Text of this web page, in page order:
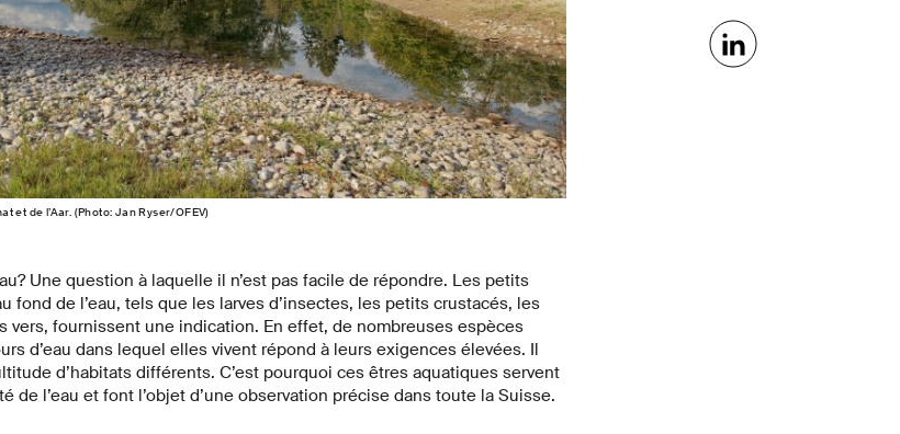
et de l’Aar. (Photo: Jan Ryser/OFEV)
Une question à laquelle il n’est pas facile de répondre. Les petits
fond de l’eau, tels que les larves d’insectes, les petits crustacés, les
vers, fournissent une indication. En effet, de nombreuses espèces
d’eau dans lequel elles vivent répond à leurs exigences élevées. Il
d’habitats différents. C’est pourquoi ces êtres aquatiques servent
de l’eau et font l’objet d’une observation précise dans toute la Suisse.